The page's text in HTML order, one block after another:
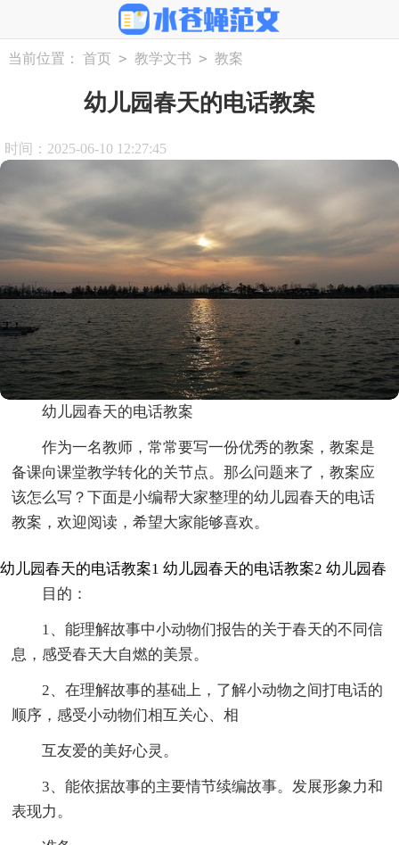
当前位置： 首页 > 教学文书 > 教案
幼儿园春天的电话教案
时间：2025-06-10 12:27:45
幼儿园春天的电话教案
作为一名教师，常常要写一份优秀的教案，教案是
备课向课堂教学转化的关节点。那么问题来了，教案应
该怎么写？下面是小编帮大家整理的幼儿园春天的电话
教案，欢迎阅读，希望大家能够喜欢。
幼儿园春天的电话教案1
目的：
1、能理解故事中小动物们报告的关于春天的不同信
息，感受春天大自燃的美景。
2、在理解故事的基础上，了解小动物之间打电话的
顺序，感受小动物们相互关心、相
互友爱的美好心灵。
3、能依据故事的主要情节续编故事。发展形象力和
表现力。
幼儿园春天的电话教案2 幼儿园春